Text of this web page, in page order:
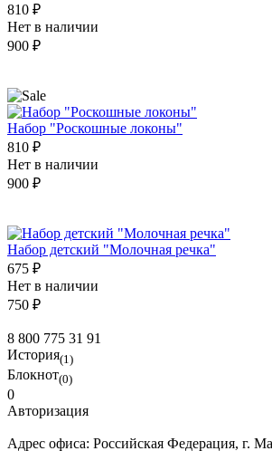
810 ₽
Нет в наличии
900 ₽
Набор "Роскошные локоны"
810 ₽
Нет в наличии
900 ₽
Набор детский "Молочная речка"
675 ₽
Нет в наличии
750 ₽
8 800 775 31 91
История(1)
Блокнот(0)
0
Авторизация
Адрес офиса: Российская Федерация, г.